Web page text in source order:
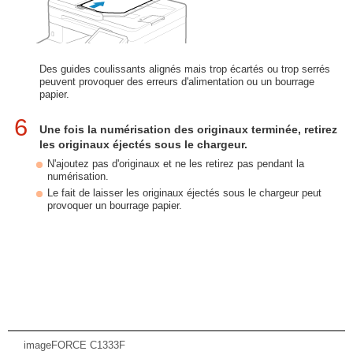
Des guides coulissants alignés mais trop écartés ou trop serrés
peuvent provoquer des erreurs d'alimentation ou un bourrage
papier.
6
Une fois la numérisation des originaux terminée, retirez
les originaux éjectés sous le chargeur.
N'ajoutez pas d'originaux et ne les retirez pas pendant la
numérisation.
Le fait de laisser les originaux éjectés sous le chargeur peut
provoquer un bourrage papier.
imageFORCE C1333F